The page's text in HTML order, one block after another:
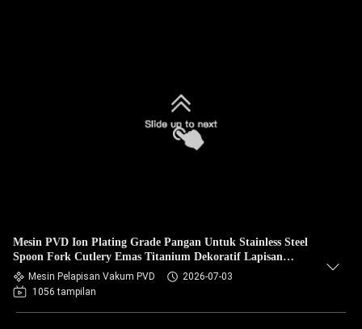
Mesin PVD Ion Plating Grade Pangan Untuk Stainless Steel
Spoon Fork Cutlery Emas Titanium Dekoratif Lapisan
Peralatan
Mesin Pelapisan Vakum PVD
2026-07-03
1056 tampilan